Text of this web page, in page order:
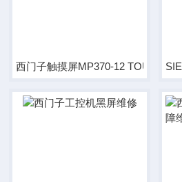
西门子触摸屏MP370-12 TOUCH面